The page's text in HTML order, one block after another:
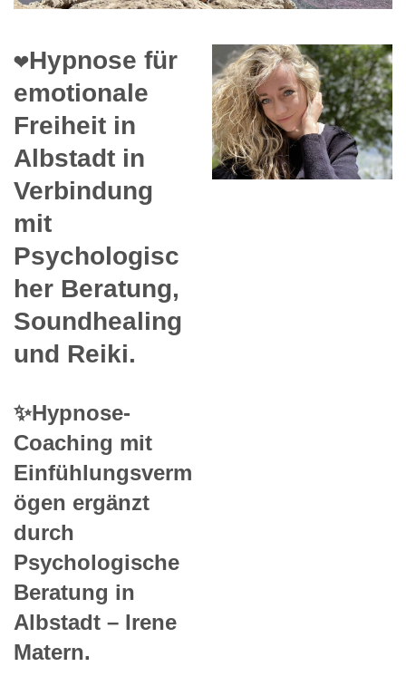
❤️Hypnose für
emotionale
Freiheit in
Albstadt in
Verbindung
mit
Psychologisc
her Beratung,
Soundhealing
und Reiki.
✨Hypnose-
Coaching mit
Einfühlungsverm
ögen ergänzt
durch
Psychologische
Beratung in
Albstadt – Irene
Matern.